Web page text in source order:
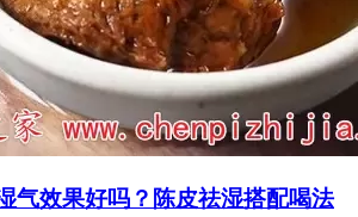
气效果好吗？陈皮祛湿搭配喝法